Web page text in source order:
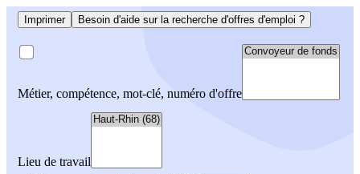
Imprimer Besoin d'aide sur la recherche d'offres d'emploi ?
Métier, compétence, mot-clé, numéro d'offre
Lieu de travail